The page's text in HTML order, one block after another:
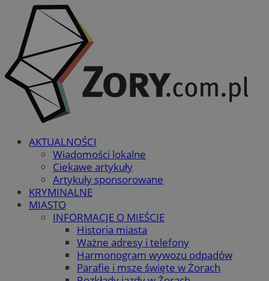
AKTUALNOŚCI
Wiadomości lokalne
Ciekawe artykuły
Artykuły sponsorowane
KRYMINALNE
MIASTO
INFORMACJE O MIEŚCIE
Historia miasta
Ważne adresy i telefony
Harmonogram wywozu odpadów
Parafie i msze święte w Żorach